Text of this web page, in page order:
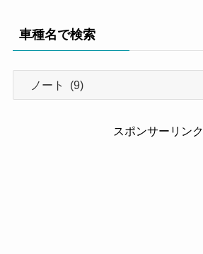
車種名で検索
スポンサーリンク